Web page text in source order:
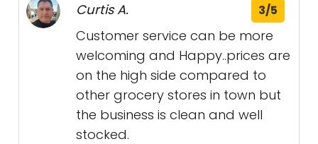
Curtis A. 3/5
Customer service can be more
welcoming and Happy..prices are
on the high side compared to
other grocery stores in town but
the business is clean and well
stocked.